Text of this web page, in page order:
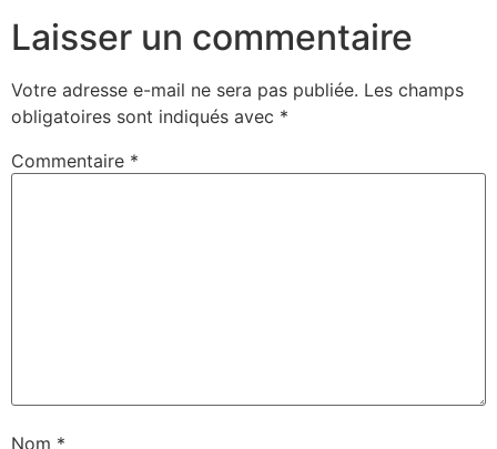
Laisser un commentaire
Votre adresse e-mail ne sera pas publiée. Les champs
obligatoires sont indiqués avec *
Commentaire *
Nom *